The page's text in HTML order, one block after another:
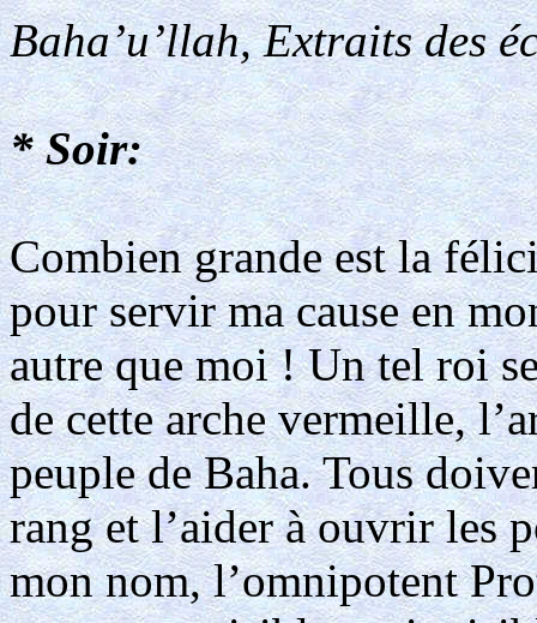
Baha’u’llah, Extraits des
* Soir:
Combien grande est la
pour servir ma cause en
autre que moi ! Un tel roi
de cette arche vermeille,
peuple de Baha. Tous
rang et l’aider à ouvrir les
mon nom, l’omnipotent